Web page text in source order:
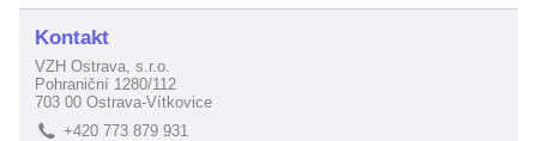
Kontakt
VZH Ostrava, s.r.o.
Pohraniční 1280/112
703 00 Ostrava-Vítkovice
L +420 773 879 931